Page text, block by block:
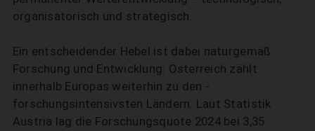
organisatorisch und strategisch.
Ein entscheidender Hebel ist dabei naturgemäß
Forschung und Entwicklung: Österreich zählt
innerhalb Europas weiterhin zu den ­
forschungsintensivsten Ländern. Laut Statistik
Austria lag die Forschungsquote 2024 bei 3,35